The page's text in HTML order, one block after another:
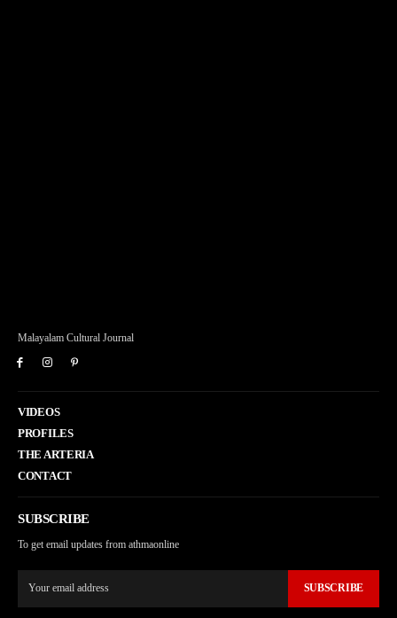
Malayalam Cultural Journal
VIDEOS
PROFILES
THE ARTERIA
CONTACT
SUBSCRIBE
To get email updates from athmaonline
SUBSCRIBE